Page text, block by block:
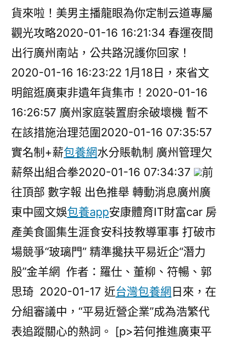
貨來啦！美男主播龍眼為你定制云道專屬
觀光攻略2020-01-16 16:21:34 春運夜間
出行廣州南站，公共路況護你回家！
2020-01-16 16:23:22 1月18日，來省文
明館逛廣東非遺年貨集市！2020-01-16
16:26:57 廣州家庭裝置廚余破壞機 暫不
在該措施治理范圍2020-01-16 07:35:57
實名制+薪包養網水分賬軌制 廣州管理欠
薪祭出組合拳2020-01-16 07:34:37
前
往頂部 數字報 出色推舉 轉動消息廣州廣
東中國文娛包養app安康體育IT財富car 房
產美食圖集生涯食安科技教導軍事 打破市
場競爭“玻璃門” 精準攙扶平易近企“潛力
股”金羊網 作者：羅仕、董柳、符暢、郭
思琦 2020-01-17 近台灣包養網日來，在
分組審議中，“平易近營企業”成為浩繁代
表追蹤關心的熱詞。 [p>若何推進廣東平